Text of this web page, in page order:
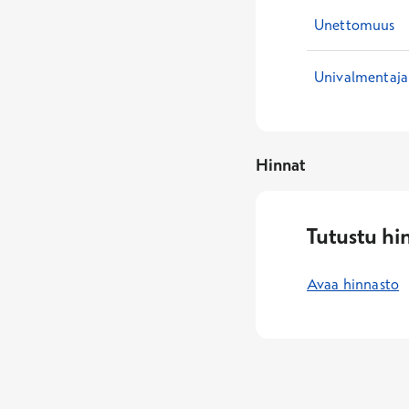
Unettomuus
Univalmentaja
Hinnat
Tutustu
Avaa hinnasto